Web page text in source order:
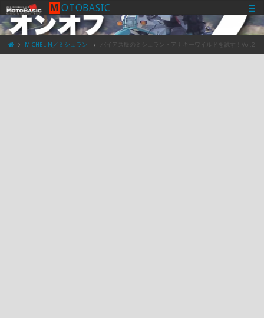
M OTOBASIC
MICHELIN／ミシュラン バイアス版のミシュラン・アナキーワイルドを試す！Vol.2